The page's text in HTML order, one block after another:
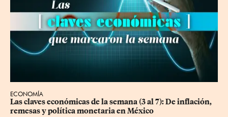
ECONOMÍA
Las claves económicas de la semana (3 al 7): De inflación,
remesas y política monetaria en México